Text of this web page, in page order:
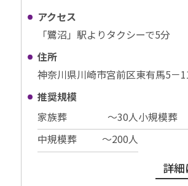
アクセス
「鷺沼」駅よりタクシーで5分
住所
神奈川県川崎市宮前区東有馬5－
推奨規模
家族葬
〜30⼈小規模葬
中規模葬
〜200⼈
詳